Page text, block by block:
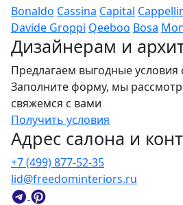
Bonaldo Cassina Capital
Davide Groppi Qeeboo Bosa
Дизайнерам и
Предлагаем выгодные условия
Заполните форму, мы
свяжемся с вами
Получить условия
Адрес салона и
+7 (499) 877-52-35
lid@freedominteriors.ru